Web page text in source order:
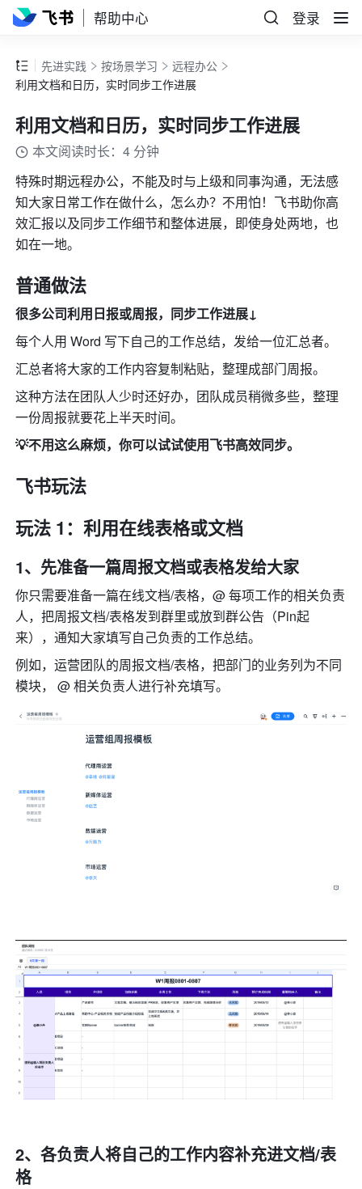
帮助中心 登录
先进实践 按场景学习
远程办公
利用文档和日历，实时同步工作进展
利用文档和日历，实时同步工作进展
本文阅读时长：4 分钟
特殊时期远程办公，不能及时与上级和同事沟通，无法感
知大家日常工作在做什么，怎么办？不用怕！飞书助你高
效汇报以及同步工作细节和整体进展，即使身处两地，也
如在一地。
普通做法
很多公司利用日报或周报，同步工作进展↓
每个人用 Word 写下自己的工作总结，发给一位汇总者。
汇总者将大家的工作内容复制粘贴，整理成部门周报。
这种方法在团队人少时还好办，团队成员稍微多些，整理
一份周报就要花上半天时间。
💡不用这么麻烦，你可以试试使用飞书高效同步。
飞书玩法
玩法 1：利用在线表格或文档
1、先准备一篇周报文档或表格发给大家
你只需要准备一篇在线文档/表格，@ 每项工作的相关负责
人，把周报文档/表格发到群里或放到群公告（Pin起
来），通知大家填写自己负责的工作总结。
例如，运营团队的周报文档/表格，把部门的业务列为不同
模块， @ 相关负责人进行补充填写。
2、各负责人将自己的工作内容补充进文档/表
格